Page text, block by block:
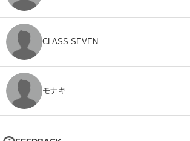
CLASS SEVEN
モナキ